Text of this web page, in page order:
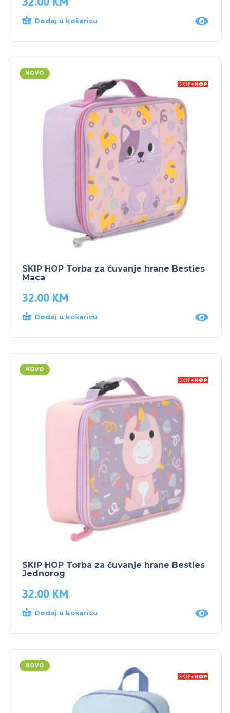
Dodaj u košaricu
NOVO
SKIP HOP Torba za čuvanje hrane Besties
Maca
32.00 KM
Dodaj u košaricu
NOVO
SKIP HOP Torba za čuvanje hrane Besties
Jednorog
32.00 KM
Dodaj u košaricu
NOVO